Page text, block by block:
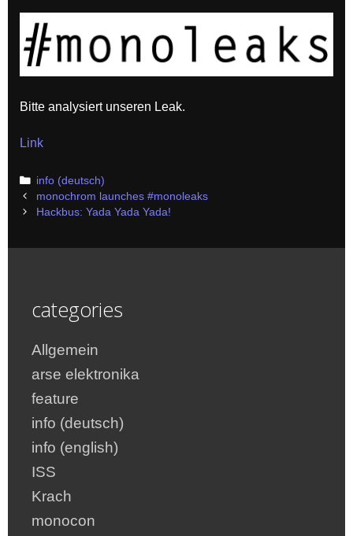
Bitte analysiert unseren Leak.
Link
Categories
info (deutsch)
Post
navigation
monochrom launches #monoleaks
Hackbus: Yada Yada Yada!
categories
Allgemein
arse elektronika
feature
info (deutsch)
info (english)
ISS
Krach
monocon